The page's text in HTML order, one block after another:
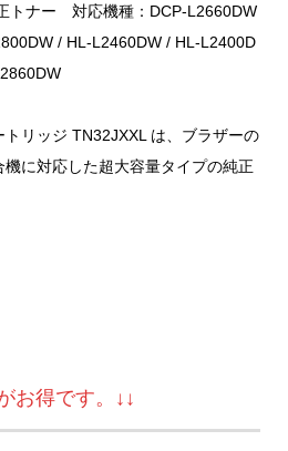
トナー 対応機種：DCP-L2660DW
/ HL-L2460DW / HL-L2400D
リッジ TN32JXXL は、ブラザーの
に対応した超大容量タイプの純正
お得です。↓↓